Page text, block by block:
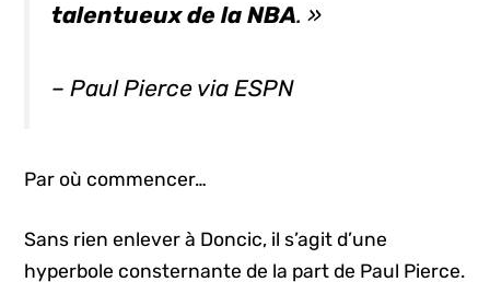
talentueux de la NBA. »
– Paul Pierce via ESPN
Par où commencer…
Sans rien enlever à Doncic, il s’agit d’une
hyperbole consternante de la part de Paul Pierce.